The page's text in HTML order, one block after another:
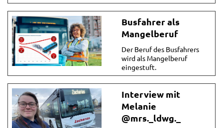
Busfahrer als
Mangelberuf
Der Beruf des Busfahrers
wird als Mangelberuf
eingestuft.
Interview mit
Melanie
@mrs._ldwg._